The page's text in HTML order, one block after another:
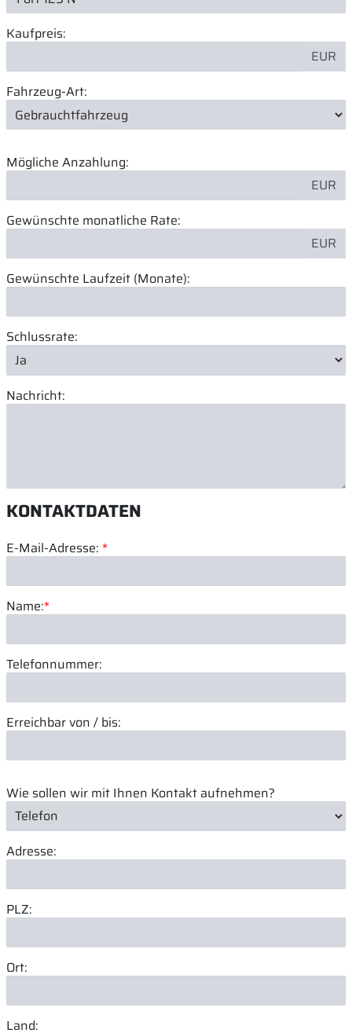
Kaufpreis:
EUR
Fahrzeug-Art:
Mögliche Anzahlung:
EUR
Gewünschte monatliche Rate:
EUR
Gewünschte Laufzeit (Monate):
Schlussrate:
Nachricht:
KONTAKTDATEN
E-Mail-Adresse: *
Name:*
Telefonnummer:
Erreichbar von / bis:
Wie sollen wir mit Ihnen Kontakt aufnehmen?
Adresse:
PLZ:
Ort:
Land: